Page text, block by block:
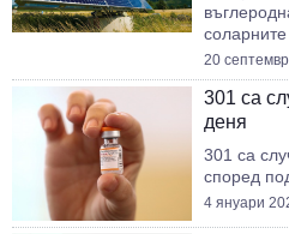
20
301 са
деня
301 са
според
4 януари